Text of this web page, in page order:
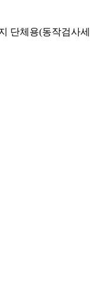
단체용(동작검사세